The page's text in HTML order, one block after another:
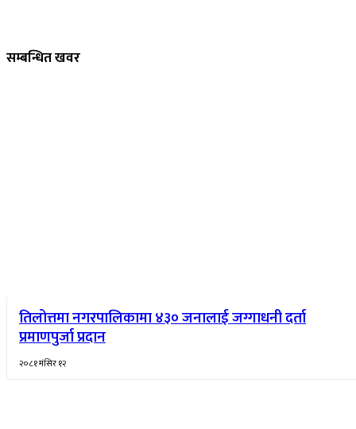
सम्बन्धित खवर
तिलोत्तमा नगरपालिकामा ४३० जनालाई जग्गाधनी दर्ता
प्रमाणपुर्जा प्रदान
२०८१ मंसिर १२